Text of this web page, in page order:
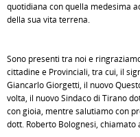
quotidiana con quella medesima
della sua vita terrena.
Sono presenti tra noi e
cittadine e Provinciali, tra cui, il
Giancarlo Giorgetti, il nuovo
volta, il nuovo Sindaco di Tirano
con gioia, mentre salutiamo con
dott. Roberto Bolognesi,